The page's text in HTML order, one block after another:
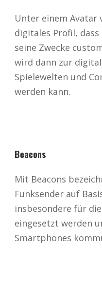
Unter einem Avatar
digitales Profil,
seine Zwecke
wird dann zur
Spielewelten und
werden kann.
Beacons
Mit Beacons
Funksender auf
insbesondere für
eingesetzt werden
Smartphones